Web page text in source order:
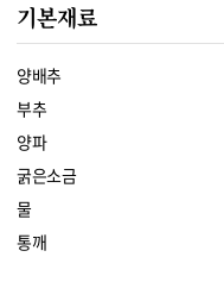
기본재료
양배추
부추
양파
굵은소금
물
통깨